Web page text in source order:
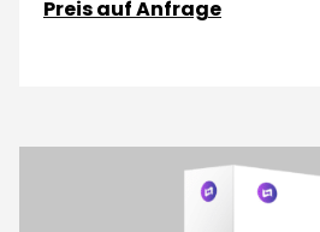
Preis auf Anfrage